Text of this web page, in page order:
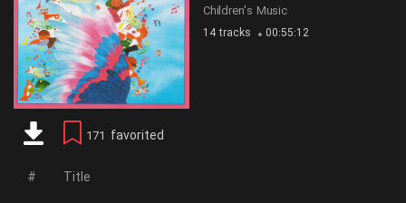
Children's Music
14 tracks 00:55:12
171 favorited
Title